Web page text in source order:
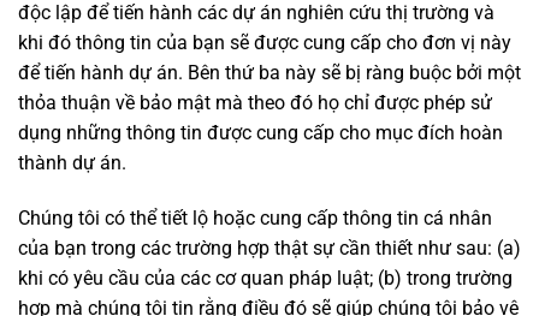
độc lập để tiến hành các dự án nghiên cứu thị trường và
khi đó thông tin của bạn sẽ được cung cấp cho đơn vị này
để tiến hành dự án. Bên thứ ba này sẽ bị ràng buộc bởi một
thỏa thuận về bảo mật mà theo đó họ chỉ được phép sử
dụng những thông tin được cung cấp cho mục đích hoàn
thành dự án.
Chúng tôi có thể tiết lộ hoặc cung cấp thông tin cá nhân
của bạn trong các trường hợp thật sự cần thiết như sau: (a)
khi có yêu cầu của các cơ quan pháp luật; (b) trong trường
hợp mà chúng tôi tin rằng điều đó sẽ giúp chúng tôi bảo vệ